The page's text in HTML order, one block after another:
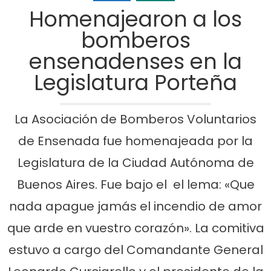
Homenajearon a los
bomberos
ensenadenses en la
Legislatura Porteña
La Asociación de Bomberos Voluntarios
de Ensenada fue homenajeada por la
Legislatura de la Ciudad Autónoma de
Buenos Aires. Fue bajo el el lema: «Que
nada apague jamás el incendio de amor
que arde en vuestro corazón». La comitiva
estuvo a cargo del Comandante General